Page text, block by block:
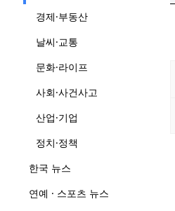
경제·부동산
날씨·교통
문화·라이프
사회·사건사고
산업·기업
정치·정책
한국 뉴스
연예 · 스포츠 뉴스